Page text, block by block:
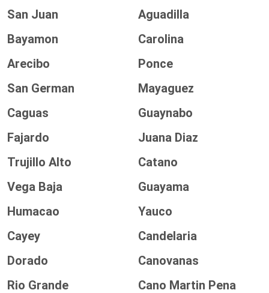
San Juan
Aguadilla
Bayamon
Carolina
Arecibo
Ponce
San German
Mayaguez
Caguas
Guaynabo
Fajardo
Juana Diaz
Trujillo Alto
Catano
Vega Baja
Guayama
Humacao
Yauco
Cayey
Candelaria
Dorado
Canovanas
Rio Grande
Cano Martin Pena